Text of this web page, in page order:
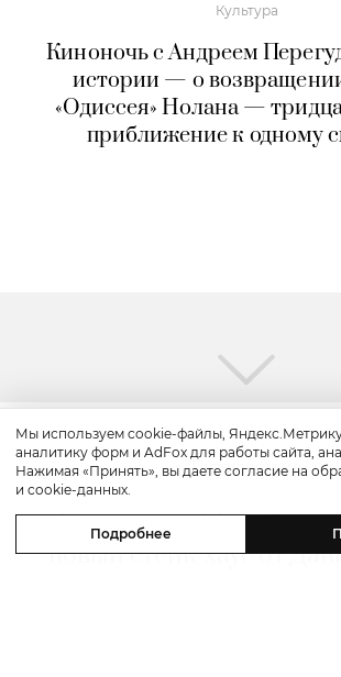
Культура
Киноночь с Андреем
истории — о
«Одиссея» Нолана —
приближение к одному
Путешествие
Каникулы в Maxx Royal
новый стейк-хаус от
Мы используем cookie-файлы,
аналитику форм и AdFox для работы сайта,
Нажимая «Принять», вы даете согласие на
и cookie-данных.
Подробнее